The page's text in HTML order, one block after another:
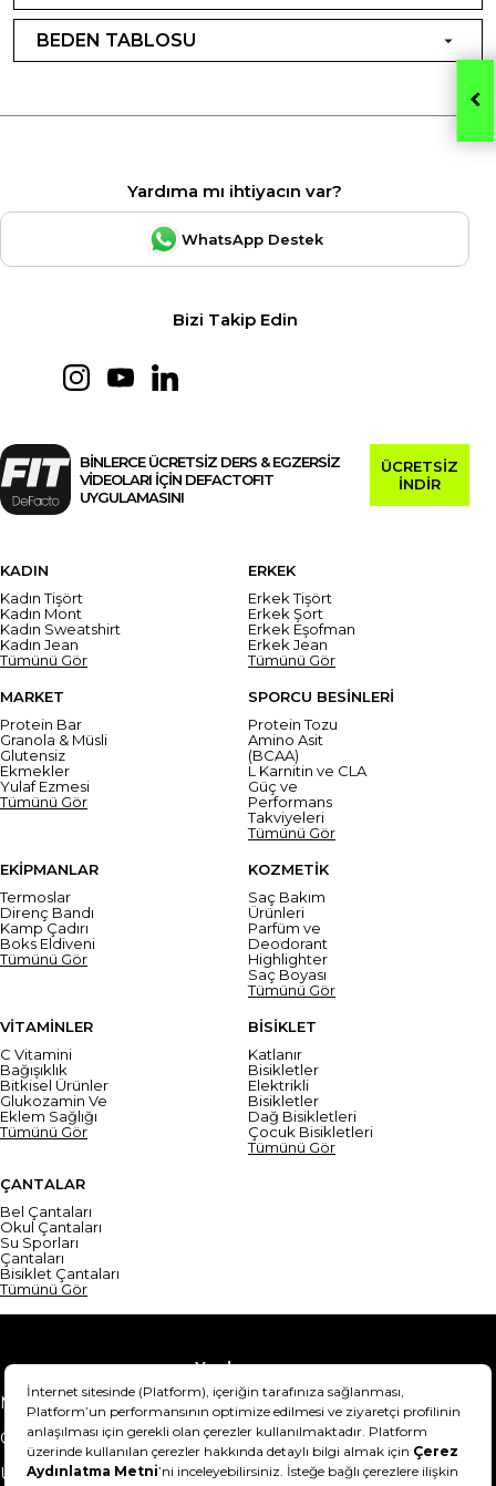
BEDEN TABLOSU
Yardıma mı ihtiyacın var?
WhatsApp Destek
Bizi Takip Edin
BİNLERCE ÜCRETSİZ DERS & EGZERSİZ
VİDEOLARI İÇİN DEFACTOFIT
UYGULAMASINI
ÜCRETSİZ
İNDİR
KADIN
Kadın Tişört
Kadın Mont
Kadın Sweatshirt
Kadın Jean
Tümünü Gör
ERKEK
Erkek Tişört
Erkek Şort
Erkek Eşofman
Erkek Jean
Tümünü Gör
MARKET
Protein Bar
Granola & Müsli
Glutensiz
Ekmekler
Yulaf Ezmesi
Tümünü Gör
SPORCU BESİNLERİ
Protein Tozu
Amino Asit
(BCAA)
L Karnitin ve CLA
Güç ve
Performans
Takviyeleri
Tümünü Gör
EKİPMANLAR
Termoslar
Direnç Bandı
Kamp Çadırı
Boks Eldiveni
Tümünü Gör
KOZMETİK
Saç Bakım
Ürünleri
Parfüm ve
Deodorant
Highlighter
Saç Boyası
Tümünü Gör
VİTAMİNLER
C Vitamini
Bağışıklık
Bitkisel Ürünler
Glukozamin Ve
Eklem Sağlığı
Tümünü Gör
BİSİKLET
Katlanır
Bisikletler
Elektrikli
Bisikletler
Dağ Bisikletleri
Çocuk Bisikletleri
Tümünü Gör
ÇANTALAR
Bel Çantaları
Okul Çantaları
Su Sporları
Çantaları
Bisiklet Çantaları
Tümünü Gör
Yardım
Mesafeli Satış Sözleşmesi
Teslimat Bilgisi
Gizlilik Sözleşmesi
Şartlar & Koşullar
Ürünümü nasıl iade
Hakkımızda